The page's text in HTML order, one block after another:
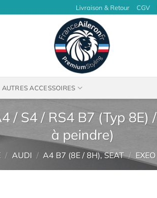
Livraison & Retour CGV
AUTRES ACCESSOIRES
/ S4 / RS4 B7 (Typ
à peindre)
/ AUDI / A4 B7 (8E / 8H), SEAT /